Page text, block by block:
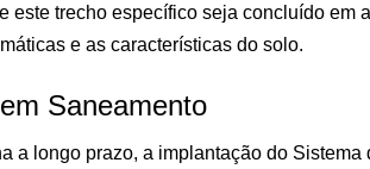
este trecho específico seja concluído em
e as características do solo.
Saneamento
a longo prazo, a implantação do Sistema